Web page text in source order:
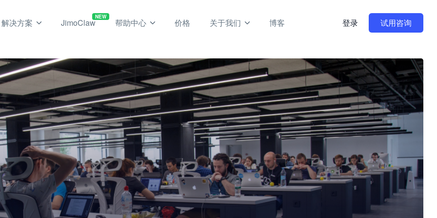
解决方案 JimoClaw
NEW
帮助中心 价格 关于我们 博客 登录 试用咨询